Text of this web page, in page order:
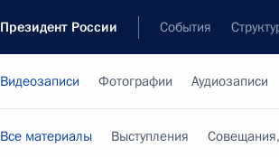
Президент России События
Видеозаписи Фотографии Аудиозаписи
Все материалы Выступления